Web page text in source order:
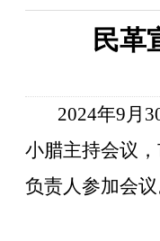
民革
2024年9月
小腊主持会议
负责人参加会议